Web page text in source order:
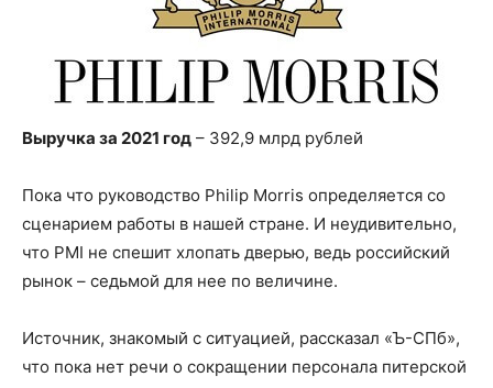
Выручка за 2021 год – 392,9 млрд рублей
Пока что руководство Philip Morris определяется со
сценарием работы в нашей стране. И неудивительно,
что PMI не спешит хлопать дверью, ведь российский
рынок – седьмой для нее по величине.
Источник, знакомый с ситуацией, рассказал «Ъ-СПб»,
что пока нет речи о сокращении персонала питерской